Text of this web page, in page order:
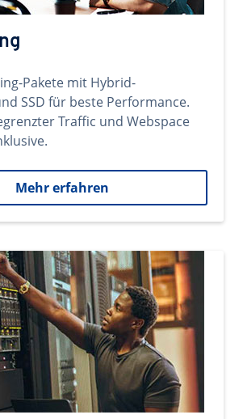
Pakete mit Hybrid-
SSD für beste Performance.
Traffic und Webspace
Mehr erfahren